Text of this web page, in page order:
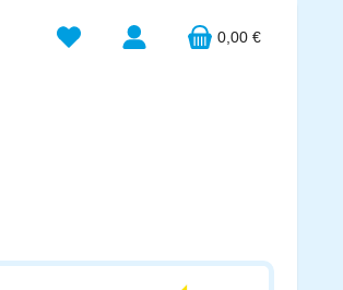
Du hast 0 Produkte auf dem
0,00 €